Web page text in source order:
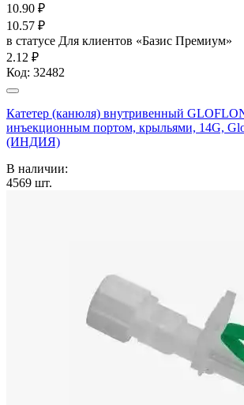
10.90 ₽
10.57 ₽
в статусе Для клиентов «Базис Премиум»
2.12 ₽
Код: 32482
Катетер (канюля) внутривенный
инъекционным портом, крыльями, 14G,
(ИНДИЯ)
В наличии:
4569 шт.